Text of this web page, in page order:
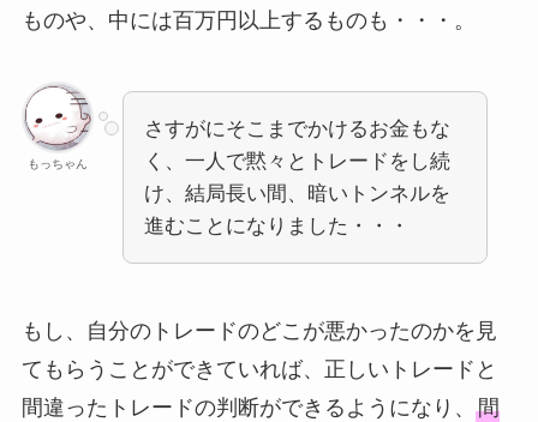
ものや、中には百万円以上するものも・・・。
もっちゃん
さすがにそこまでかけるお金もな
く、一人で黙々とトレードをし続
け、結局長い間、暗いトンネルを
進むことになりました・・・
もし、自分のトレードのどこが悪かったのかを見
てもらうことができていれば、正しいトレードと
間違ったトレードの判断ができるようになり、 間